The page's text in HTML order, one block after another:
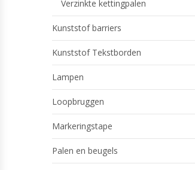
Verzinkte kettingpalen
Kunststof barriers
Kunststof Tekstborden
Lampen
Loopbruggen
Markeringstape
Palen en beugels